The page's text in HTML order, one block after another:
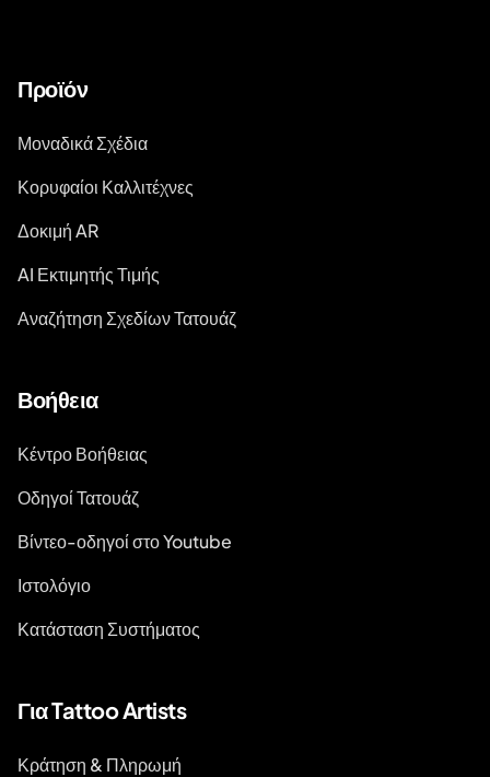
Προϊόν
Μοναδικά Σχέδια
Κορυφαίοι Καλλιτέχνες
Δοκιμή AR
AI Εκτιμητής Τιμής
Αναζήτηση Σχεδίων Τατουάζ
Βοήθεια
Κέντρο Βοήθειας
Οδηγοί Τατουάζ
Βίντεο-οδηγοί στο Youtube
Ιστολόγιο
Κατάσταση Συστήματος
Για Tattoo Artists
Κράτηση & Πληρωμή